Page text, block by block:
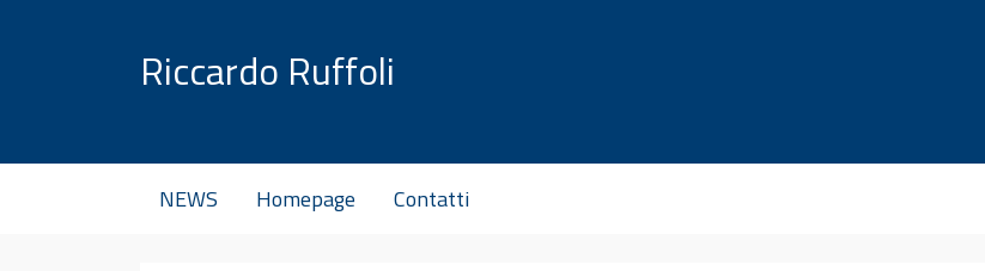
Riccardo Ruffoli
NEWS Homepage Contatti